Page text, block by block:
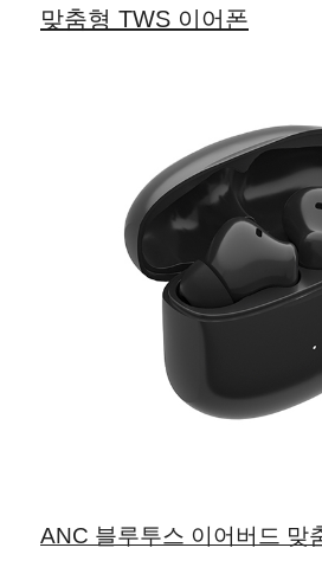
맞춤형 TWS 이어폰
ANC 블루투스 이어버드 맞